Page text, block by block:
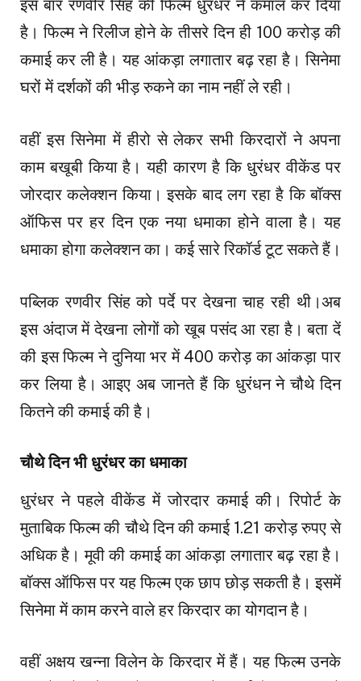
इस बार रणवीर सिंह की फिल्म धुरंधर ने कमाल कर दिया
है। फिल्म ने रिलीज होने के तीसरे दिन ही 100 करोड़ की
कमाई कर ली है। यह आंकड़ा लगातार बढ़ रहा है। सिनेमा
घरों में दर्शकों की भीड़ रुकने का नाम नहीं ले रही।
वहीं इस सिनेमा में हीरो से लेकर सभी किरदारों ने अपना
काम बखूबी किया है। यही कारण है कि धुरंधर वीकेंड पर
जोरदार कलेक्शन किया। इसके बाद लग रहा है कि बॉक्स
ऑफिस पर हर दिन एक नया धमाका होने वाला है। यह
धमाका होगा कलेक्शन का। कई सारे रिकॉर्ड टूट सकते हैं।
पब्लिक रणवीर सिंह को पर्दे पर देखना चाह रही थी।अब
इस अंदाज में देखना लोगों को खूब पसंद आ रहा है। बता दें
की इस फिल्म ने दुनिया भर में 400 करोड़ का आंकड़ा पार
कर लिया है। आइए अब जानते हैं कि धुरंधन ने चौथे दिन
कितने की कमाई की है।
चौथे दिन भी धुरंधर का धमाका
धुरंधर ने पहले वीकेंड में जोरदार कमाई की। रिपोर्ट के
मुताबिक फिल्म की चौथे दिन की कमाई 1.21 करोड़ रुपए से
अधिक है। मूवी की कमाई का आंकड़ा लगातार बढ़ रहा है।
बॉक्स ऑफिस पर यह फिल्म एक छाप छोड़ सकती है। इसमें
सिनेमा में काम करने वाले हर किरदार का योगदान है।
वहीं अक्षय खन्ना विलेन के किरदार में हैं। यह फिल्म उनके